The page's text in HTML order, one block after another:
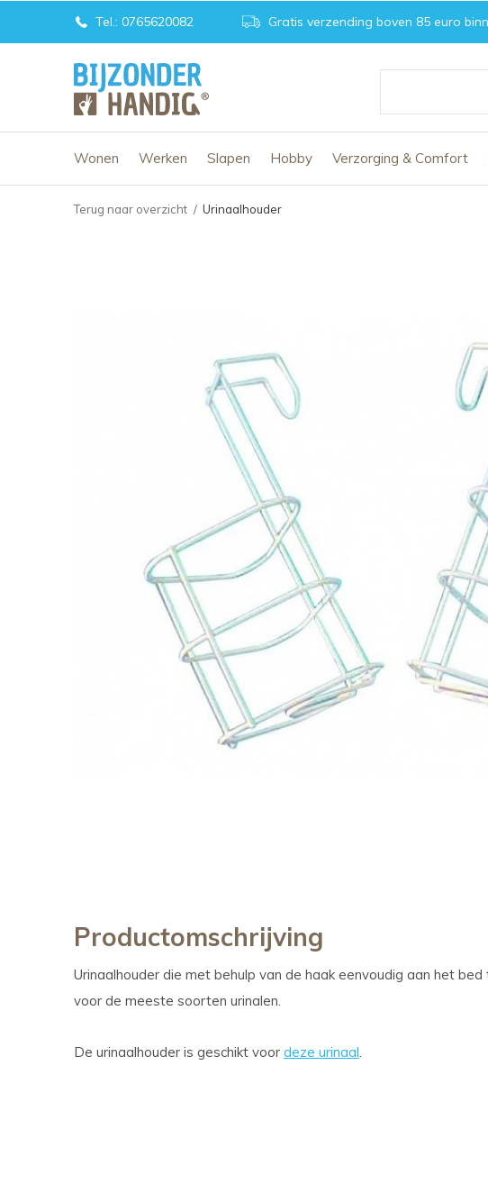
Wonen Werken Slapen Hobby Verzorging & Comfort
Tel.: 0765620082 Gratis verzending boven 85 euro
Terug naar overzicht Urinaalhouder
Productomschrijving
Urinaalhouder die met behulp van de haak eenvoudig aan het
voor de meeste soorten urinalen.
De urinaalhouder is geschikt voor deze urinaal.